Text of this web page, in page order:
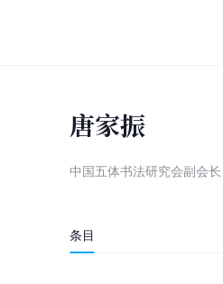
唐家振
中国五体书法研究会副会长
条目